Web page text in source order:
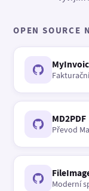
OPEN SOURCE
MD2PDF
Převod
Moderní